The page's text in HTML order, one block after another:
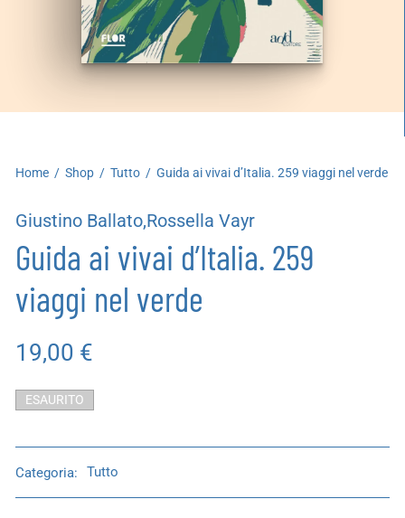
Home / Shop / Tutto / Guida ai vivai d’Italia. 259 viaggi nel verde
Giustino Ballato,Rossella Vayr
Guida ai vivai d’Italia. 259
viaggi nel verde
19,00 €
ESAURITO
Categoria: Tutto